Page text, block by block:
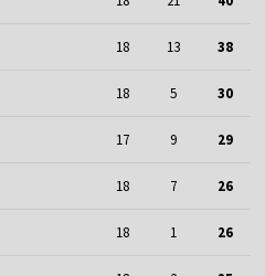
18 13 38
18 5 30
17 9 29
18 7 26
18 1 26